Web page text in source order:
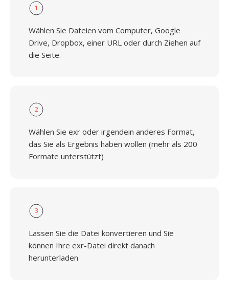
1
Wählen Sie Dateien vom Computer, Google
Drive, Dropbox, einer URL oder durch Ziehen auf
die Seite.
2
Wählen Sie exr oder irgendein anderes Format,
das Sie als Ergebnis haben wollen (mehr als 200
Formate unterstützt)
3
Lassen Sie die Datei konvertieren und Sie
können Ihre exr-Datei direkt danach
herunterladen